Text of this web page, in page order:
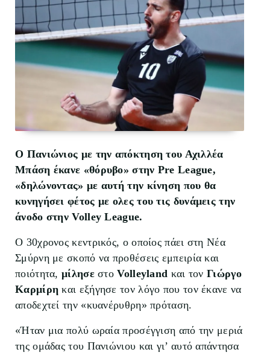
Ο Πανιώνιος με την απόκτηση του Αχιλλέα
Μπάση έκανε «θόρυβο» στην Pre League,
«δηλώνοντας» με αυτή την κίνηση που θα
κυνηγήσει φέτος με ολες του τις δυνάμεις την
άνοδο στην Volley League.
Ο 30χρονος κεντρικός, ο οποίος πάει στη Νέα
Σμύρνη με σκοπό να προθέσεις εμπειρία και
ποιότητα, μίλησε στο Volleyland και τον Γιώργο
Καρμίρη και εξήγησε τον λόγο που τον έκανε να
αποδεχτεί την «κυανέρυθρη» πρόταση.
«Ήταν μια πολύ ωραία προσέγγιση από την μεριά
της ομάδας του Πανιώνιου και γι’ αυτό απάντησα